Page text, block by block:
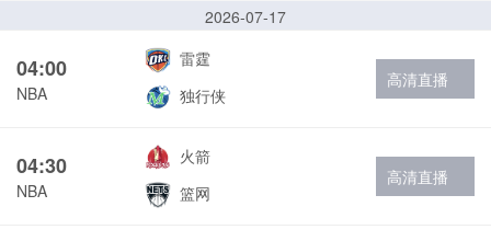
2026-07-17
04:00
NBA
雷霆
独行侠
高清直播
04:30
NBA
火箭
篮网
高清直播